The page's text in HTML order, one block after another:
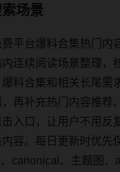
场景
费平台爆料合集热门内
连续阅读场景整理，
料合集和相关长尾需
再补充热门内容推荐
入口，让用户不用反
容。每日更新时优先
canonical、主题图、